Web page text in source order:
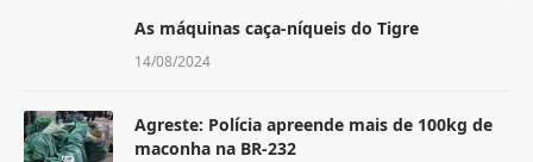
As máquinas caça-níqueis do Tigre
14/08/2024
Agreste: Polícia apreende mais de 100kg de
maconha na BR-232